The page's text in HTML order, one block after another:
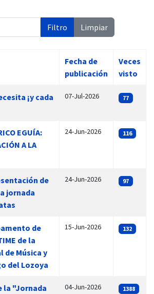
Filtro Limpiar
Fecha de
publicación
Veces
visto
¡y cada
07-Jul-2026 77
EGUÍA:
A LA
24-Jun-2026 116
de
jornada
24-Jun-2026 97
de
de la
de Música y
del Lozoya
15-Jun-2026 132
la "Jornada
04-Jun-2026 1388